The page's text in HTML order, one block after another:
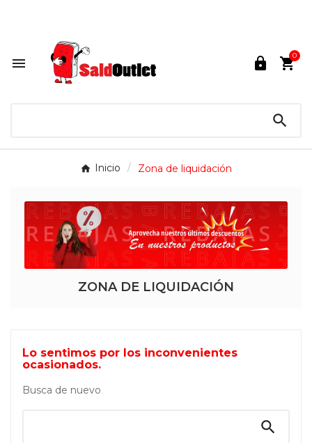
  0

Inicio Zona de liquidación
ZONA DE LIQUIDACIÓN
Lo sentimos por los inconvenientes
ocasionados.
Busca de nuevo
